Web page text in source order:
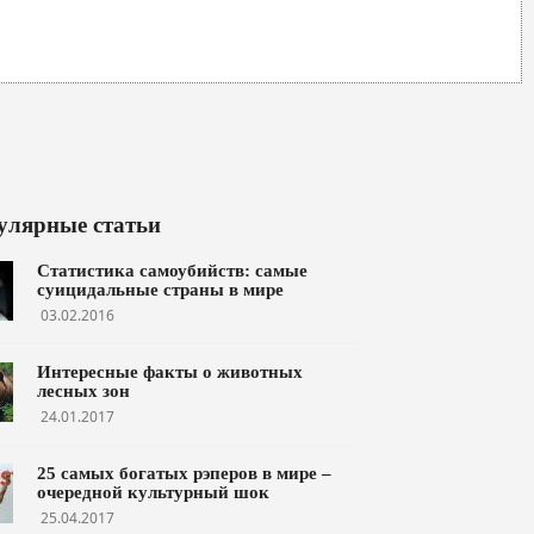
статьи
Статистика самоубийств: самые
суицидальные страны в мире
03.02.2016
Интересные факты о животных
лесных зон
24.01.2017
25 самых богатых рэперов в мире –
очередной культурный шок
25.04.2017